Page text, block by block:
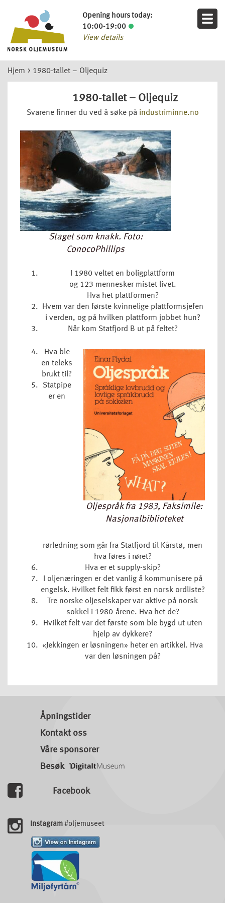
Opening hours today:
10:00-19:00
View details
Hjem > 1980-tallet – Oljequiz
1980-tallet – Oljequiz
Svarene finner du ved å søke på industriminne.no
Staget som knakk. Foto:
ConocoPhillips
I 1980 veltet en boligplattform
og 123 mennesker mistet livet.
Hva het plattformen?
Hvem var den første kvinnelige plattformsjefen
i verden, og på hvilken plattform jobbet hun?
Når kom Statfjord B ut på feltet?
Oljespråk fra 1983, Faksimile:
Nasjonalbiblioteket
Hva ble
en teleks
brukt til?
Statpipe
er en
rørledning som går fra Statfjord til Kårstø, men
hva føres i røret?
Hva er et supply-skip?
I oljenæringen er det vanlig å kommunisere på
engelsk. Hvilket felt fikk først en norsk ordliste?
Tre norske oljeselskaper var aktive på norsk
sokkel i 1980-årene. Hva het de?
Hvilket felt var det første som ble bygd ut uten
hjelp av dykkere?
«Jekkingen er løsningen» heter en artikkel. Hva
var den løsningen på?
Åpningstider
Kontakt oss
Våre sponsorer
Besøk
Facebook
Instagram#oljemuseet